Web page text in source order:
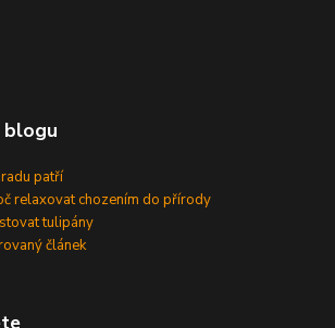
blogu
patří
relaxovat chozením do přírody
tulipány
článek